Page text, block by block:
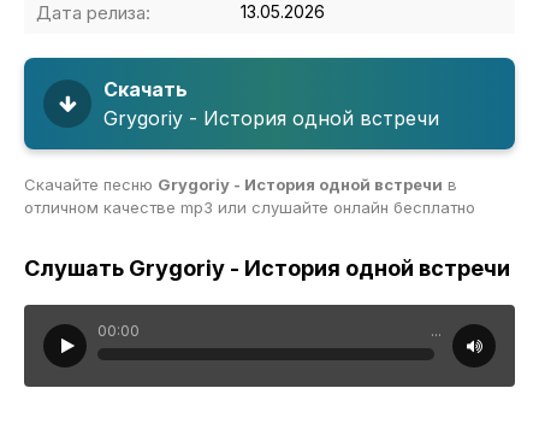
Дата релиза: 13.05.2026
Скачать
Grygoriy - История одной встречи
Скачайте песню Grygoriy - История одной встречи в
отличном качестве mp3 или слушайте онлайн бесплатно
Слушать Grygoriy - История одной встречи
00:00 ...